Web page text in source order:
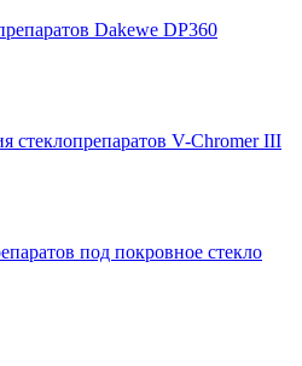
Dakewe DP360
стеклопрепаратов V-Chromer III
под покровное стекло